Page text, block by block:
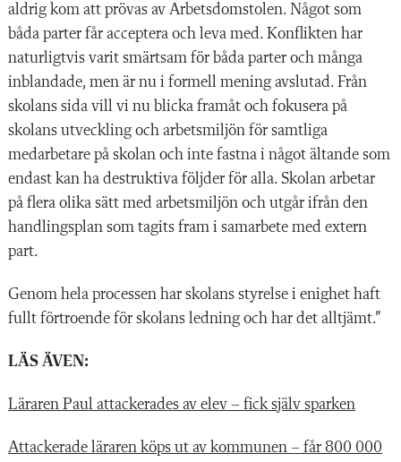
aldrig kom att prövas av Arbetsdomstolen. Något som
båda parter får acceptera och leva med. Konflikten har
naturligtvis varit smärtsam för båda parter och många
inblandade, men är nu i formell mening avslutad. Från
skolans sida vill vi nu blicka framåt och fokusera på
skolans utveckling och arbetsmiljön för samtliga
medarbetare på skolan och inte fastna i något ältande som
endast kan ha destruktiva följder för alla. Skolan arbetar
på flera olika sätt med arbetsmiljön och utgår ifrån den
handlingsplan som tagits fram i samarbete med extern
part.
Genom hela processen har skolans styrelse i enighet haft
fullt förtroende för skolans ledning och har det alltjämt.”
LÄS ÄVEN:
Läraren Paul attackerades av elev – fick själv sparken
Attackerade läraren köps ut av kommunen – får 800 000